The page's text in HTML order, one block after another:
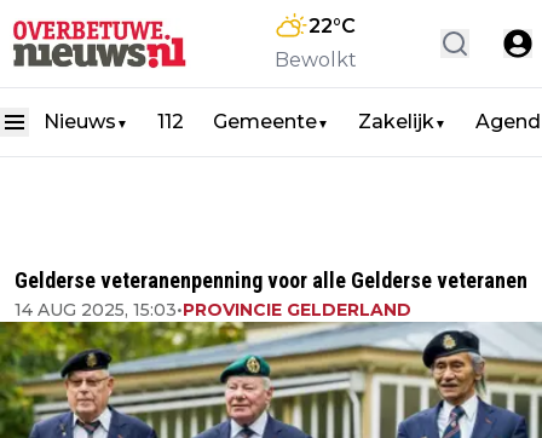
22°C
Bewolkt
Nieuws ▼ 112 Gemeente▼ Zakelijk▼
Gelderse veteranenpenning voor alle Gelderse veteranen
14 AUG 2025, 15:03•PROVINCIE GELDERLAND